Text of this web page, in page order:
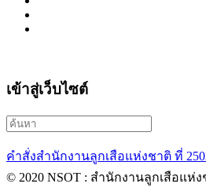
เข้าสู่เว็บไซต์
คำสั่งสำนักงานลูกเสือแห่งชาติ ที่
© 2020 NSOT : สำนักงานลูกเสือแห่